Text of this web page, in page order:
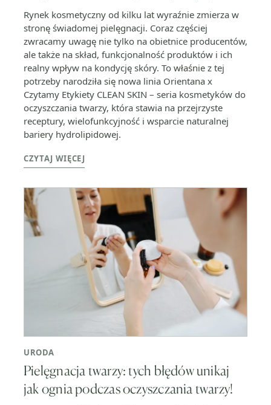
Rynek kosmetyczny od kilku lat wyraźnie zmierza w
stronę świadomej pielęgnacji. Coraz częściej
zwracamy uwagę nie tylko na obietnice producentów,
ale także na skład, funkcjonalność produktów i ich
realny wpływ na kondycję skóry. To właśnie z tej
potrzeby narodziła się nowa linia Orientana x
Czytamy Etykiety CLEAN SKIN – seria kosmetyków do
oczyszczania twarzy, która stawia na przejrzyste
receptury, wielofunkcyjność i wsparcie naturalnej
bariery hydrolipidowej.
CZYTAJ WIĘCEJ
URODA
Pielęgnacja twarzy: tych błędów unikaj
jak ognia podczas oczyszczania twarzy!